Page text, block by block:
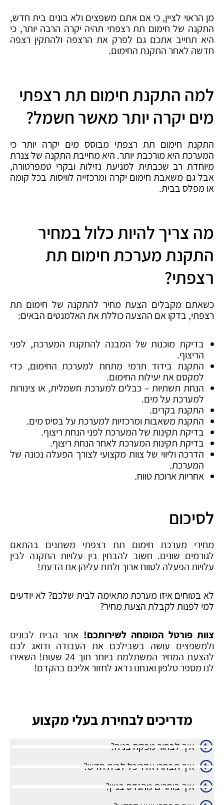
מן הראוי לציין, כי אם אתם משפצים ולא בונים בית חדש,
התקנה של חימום תת רצפתי תהיה יקרה הרבה יותר, כי
היא תחייב אתכם גם לפרק את הרצפה ולהתקין רצפה
חדשה לאחר התקנת החימום.
למה התקנת חימום תת רצפתי
מים יקרה יותר מאשר חשמל?
התקנת חימום תת רצפתי מבוסס מים יקרה יותר כי
המערכת היא מורכבת יותר. היא מחייבת התקנה של צנרת
מיוחדת רב שכבתית למניעת נזילות ובקרי טמפרטורה,
אבל גם משאבת חימום יקרה ומרכזייה לוויסות בכל קומה
או מפלס בבית.
מה צריך להיות כלול במחיר
התקנת מערכת חימום תת
רצפתי?
כשאתם מקבלים הצעת מחיר להתקנה של חימום תת
רצפתי, בדקו אם ההצעה כוללת את האלמנטים הבאים:
בדיקת מוכנות של המבנה להתקנת המערכת, לפני
הריצוף.
התקנת בידוד תרמי מתחת למערכת החימום, כדי
למקסם את יעילות החימום.
הנחת תשתיות – כבלים למערכת חשמלית, או צינורות
למערכת על מים.
התקנת בקרים.
התקנת משאבות ומרכזיות למערכת על בסיס מים.
בדיקת תקינות של המערכת לפני הנחת ריצוף.
בדיקת תקינות המערכת לאחר הנחת ריצוף.
הדרכה וליווי של צוות מקצועי לצורך הפעלה נכונה של
המערכת.
אחריות ארוכת טווח.
לסיכום
מחירי מערכת חימום תת רצפתי משתנים בהתאם
לגורמים שונים. חשוב להבחין בין עלויות התקנה לבין
עלויות הפעלה לטווח ארוך ולתת עליהן את הדעת!
לא בטוחים איזו מערכת מתאימה לבית שלכם? לא יודעים
למי לפנות לקבלת הצעת מחיר?
צוות פורטל המומחה לשירותכם! אתר הבית לבונים
ולמשפצים עושה בשבילכם את העבודה ודואג לכם
להצעת המחיר המשתלמת ביותר תוך 24 שעות! השאירו
לנו מספר טלפון ואנחנו נדאג לחזור אליכם בהקדם!
מדריכים לבחירת בעלי מקצוע
איך לבחור מפקח בניה?
איך תבחרו אדריכל לבית חדש?
איך בוחרים מהנדס בניין?